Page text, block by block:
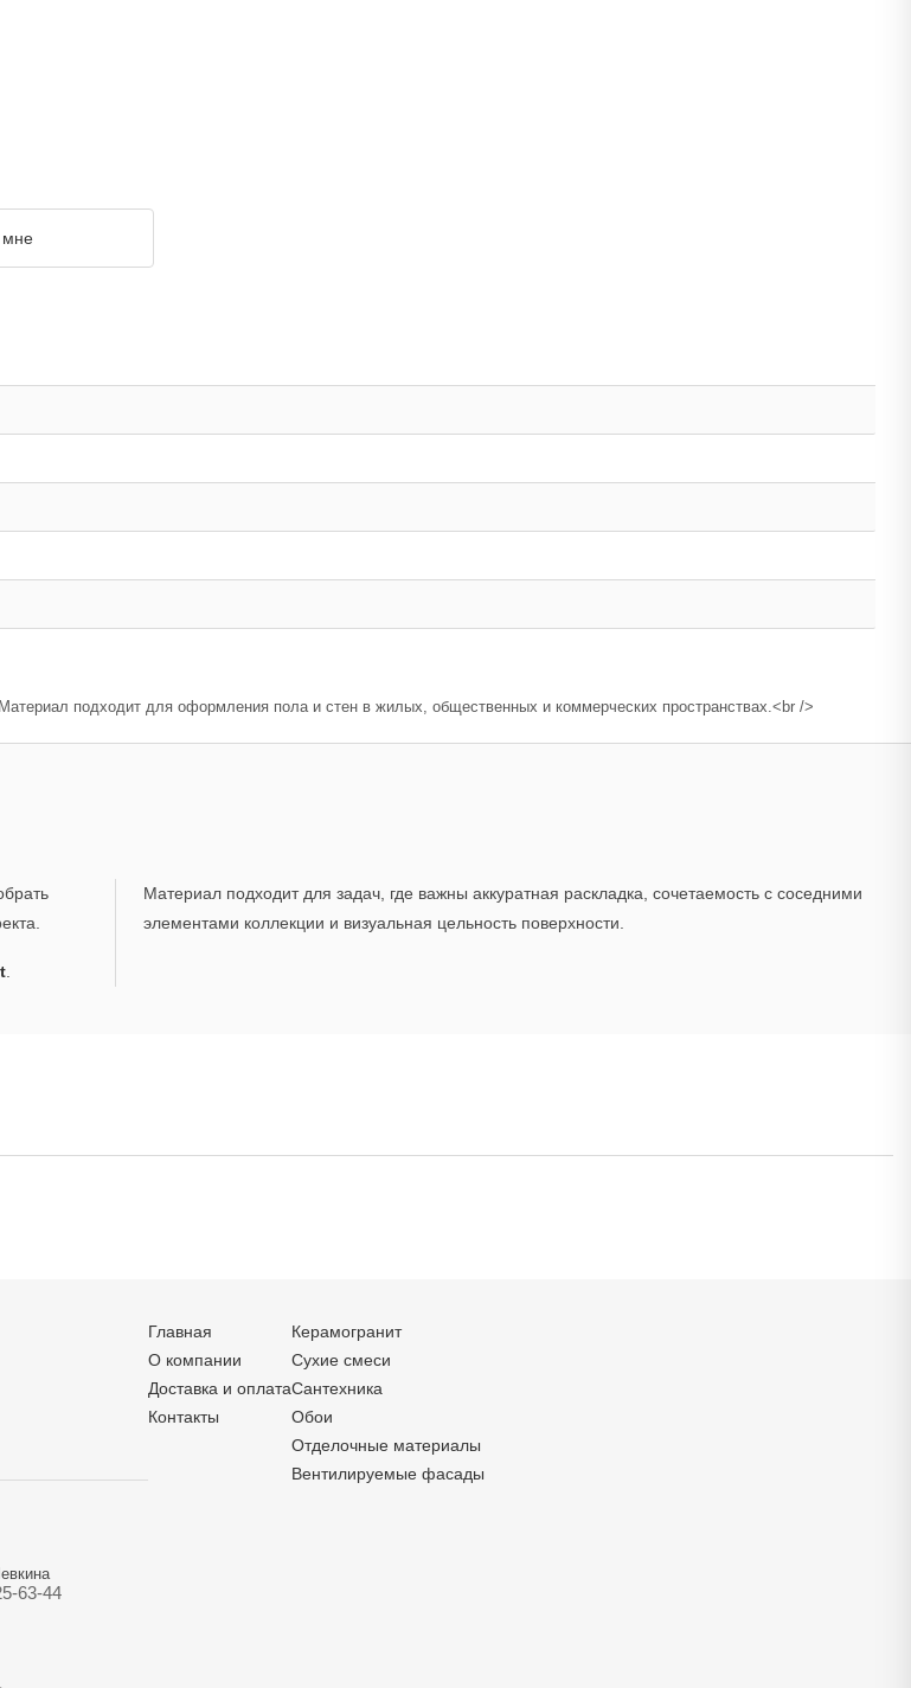
мне
подходит для оформления пола и стен в жилых, общественных и коммерческих пространствах.<br />
.
Материал подходит для задач, где важны аккуратная раскладка, сочетаемость с соседними
элементами коллекции и визуальная цельность поверхности.
63-44
Главная
О компании
Доставка и оплата
Контакты
Керамогранит
Сухие смеси
Сантехника
Обои
Отделочные материалы
Вентилируемые фасады